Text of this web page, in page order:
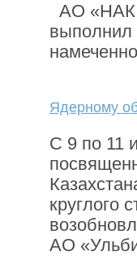
АО «НАК
выполнил
Ядерному
С 9 по 11
круглого
АО